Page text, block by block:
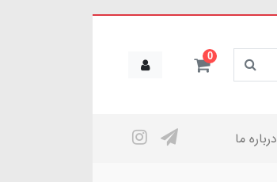
0
درباره ما